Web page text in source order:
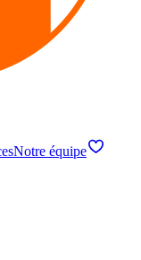
Notre équipe